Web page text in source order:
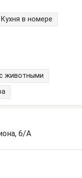
Кухня в номере
животными
6/А